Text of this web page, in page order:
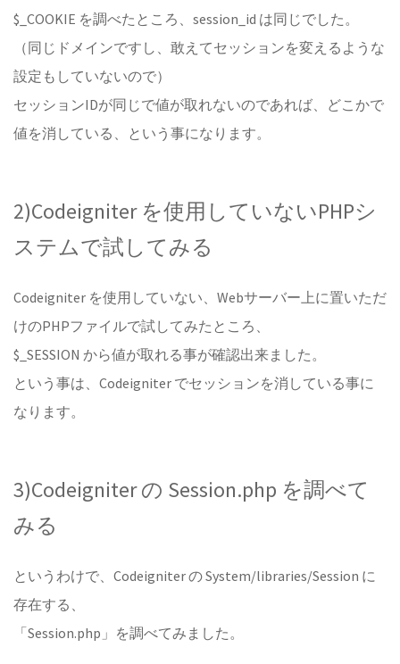
$_COOKIE を調べたところ、session_id は同じでした。
（同じドメインですし、敢えてセッションを変えるような
設定もしていないので）
セッションIDが同じで値が取れないのであれば、どこかで
値を消している、という事になります。
2)Codeigniter を使用していないPHPシ
ステムで試してみる
Codeigniter を使用していない、Webサーバー上に置いただ
けのPHPファイルで試してみたところ、
$_SESSION から値が取れる事が確認出来ました。
という事は、Codeigniter でセッションを消している事に
なります。
3)Codeigniter の Session.php を調べて
みる
というわけで、Codeigniter の System/libraries/Session に
存在する、
「Session.php」を調べてみました。